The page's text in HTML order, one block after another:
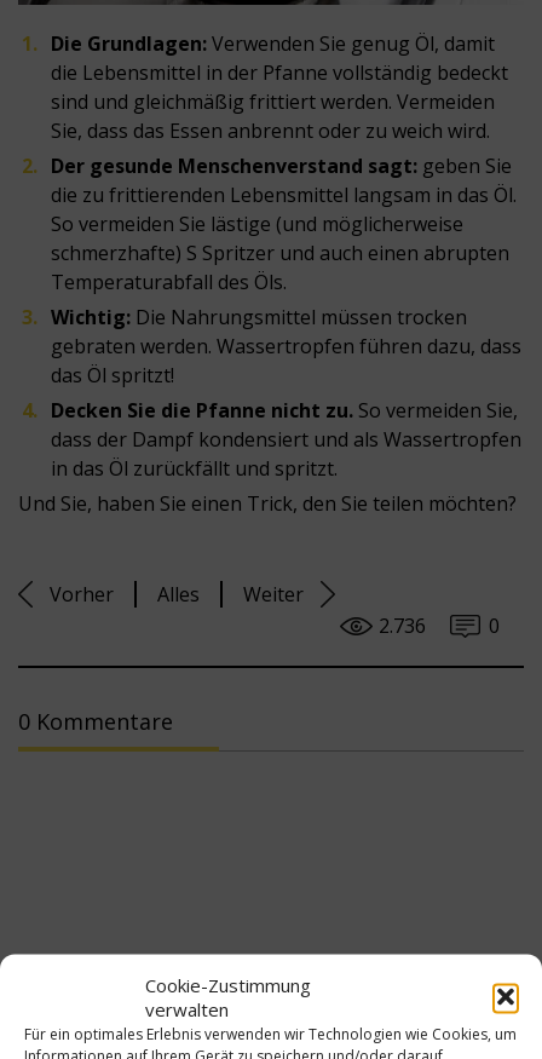
Cookie-Zustimmung
verwalten
Für ein optimales Erlebnis verwenden wir Technologien wie Cookies, um
Informationen auf Ihrem Gerät zu speichern und/oder darauf
Die Grundlagen:Verwenden Sie genug Öl, damit
die Lebensmittel in der Pfanne vollständig bedeckt
sind und gleichmäßig frittiert werden. Vermeiden
Sie, dass das Essen anbrennt oder zu weich wird.
Der gesunde Menschenverstand sagt: geben Sie
die zu frittierenden Lebensmittel langsam in das Öl.
So vermeiden Sie lästige (und möglicherweise
schmerzhafte) S Spritzer und auch einen abrupten
Temperaturabfall des Öls.
Wichtig: Die Nahrungsmittel müssen trocken
gebraten werden. Wassertropfen führen dazu, dass
das Öl spritzt!
Decken Sie die Pfanne nicht zu. So vermeiden Sie,
dass der Dampf kondensiert und als Wassertropfen
in das Öl zurückfällt und spritzt.
Und Sie, haben Sie einen Trick, den Sie teilen möchten?
Vorher Alles
Weiter
0
2.736
0 Kommentare
Verwandte Beiträge